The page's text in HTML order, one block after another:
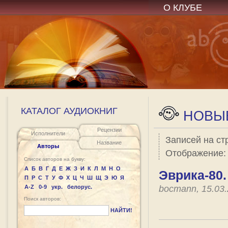
О КЛУБЕ
КАТАЛОГ АУДИОКНИГ
Исполнители
Авторы
Рецензии
Название
Список авторов на букву:
А Б В Г Д Е Ж З И К Л М Н О
П Р С Т У Ф Х Ц Ч Ш Щ Э Ю Я
A-Z
0-9 укр. белорус.
Поиск авторов:
НАЙТИ!
Записей на
Отображение:
Эврика-
bocmann,